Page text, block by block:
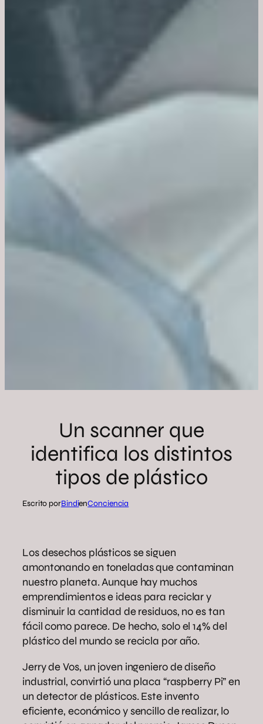
Un scanner que
identifica los distintos
tipos de plástico
Escrito porBindienConciencia
Los desechos plásticos se siguen
amontonando en toneladas que contaminan
nuestro planeta. Aunque hay muchos
emprendimientos e ideas para reciclar y
disminuir la cantidad de residuos, no es tan
fácil como parece. De hecho, solo el 14% del
plástico del mundo se recicla por año.
Jerry de Vos, un joven ingeniero de diseño
industrial, convirtió una placa “raspberry Pi” en
un detector de plásticos. Este invento
eficiente, económico y sencillo de realizar, lo